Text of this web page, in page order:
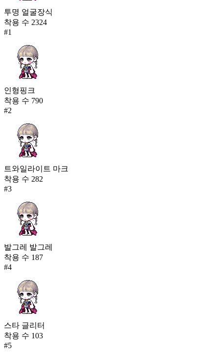
투명 얼굴장식
착용 수 2324
#1
인형핑크
착용 수 790
#2
트와일라이트 마크
착용 수 282
#3
발그레 발그레
착용 수 187
#4
스타 글리터
착용 수 103
#5